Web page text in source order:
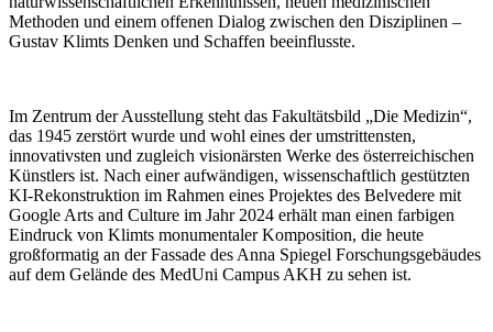
Methoden und einem offenen Dialog zwischen den Disziplinen –
Gustav Klimts Denken und Schaffen beeinflusste.
Im Zentrum der Ausstellung steht das Fakultätsbild „Die Medizin“,
das 1945 zerstört wurde und wohl eines der umstrittensten,
innovativsten und zugleich visionärsten Werke des österreichischen
Künstlers ist. Nach einer aufwändigen, wissenschaftlich gestützten
KI-Rekonstruktion im Rahmen eines Projektes des Belvedere mit
Google Arts and Culture im Jahr 2024 erhält man einen farbigen
Eindruck von Klimts monumentaler Komposition, die heute
großformatig an der Fassade des Anna Spiegel Forschungsgebäudes
auf dem Gelände des MedUni Campus AKH zu sehen ist.